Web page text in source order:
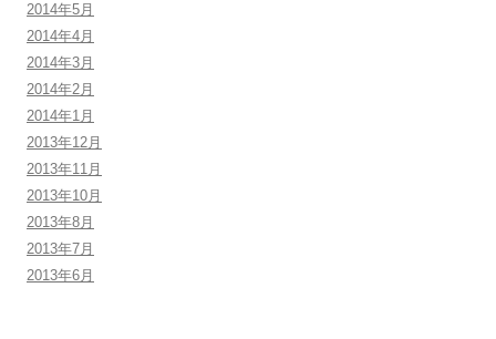
2014年5月
2014年4月
2014年3月
2014年2月
2014年1月
2013年12月
2013年11月
2013年10月
2013年8月
2013年7月
2013年6月